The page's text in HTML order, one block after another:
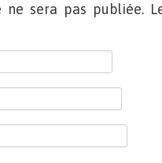
ne sera pas publiée.